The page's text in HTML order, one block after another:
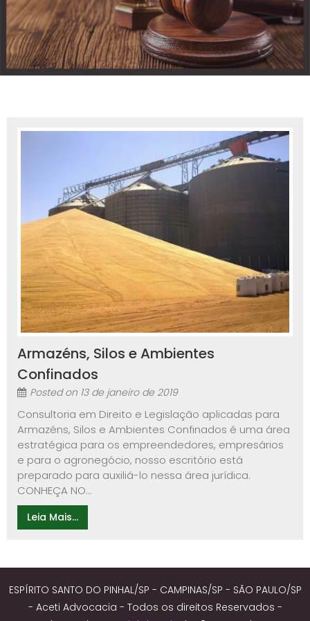
Armazéns, Silos e Ambientes
Confinados
Posted on 13 de janeiro de 2019
Consultoria em Direito e Legislação aplicadas para
Armazéns, Silos e Ambientes Confinados é uma área
estratégica para os empreendedores, empresários
e para o agronegócio, nosso escritório está
preparado para auxiliá-lo nessa área jurídica.
CONHEÇA NO...
Leia Mais...
ESPÍRITO SANTO DO PINHAL/SP - CAMPINAS/SP - SÃO PAULO/SP
- Aceti Advocacia - Todos os direitos Reservados -